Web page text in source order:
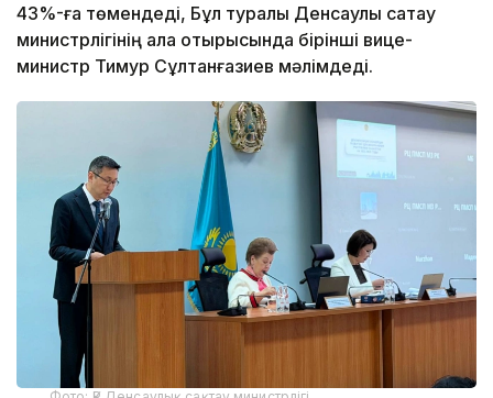
43%-ға төмендеді, Бұл туралы Денсаулық сақтау
министрлігінің алқа отырысында бірінші вице-
министр Тимур Сұлтанғазиев мәлімдеді.